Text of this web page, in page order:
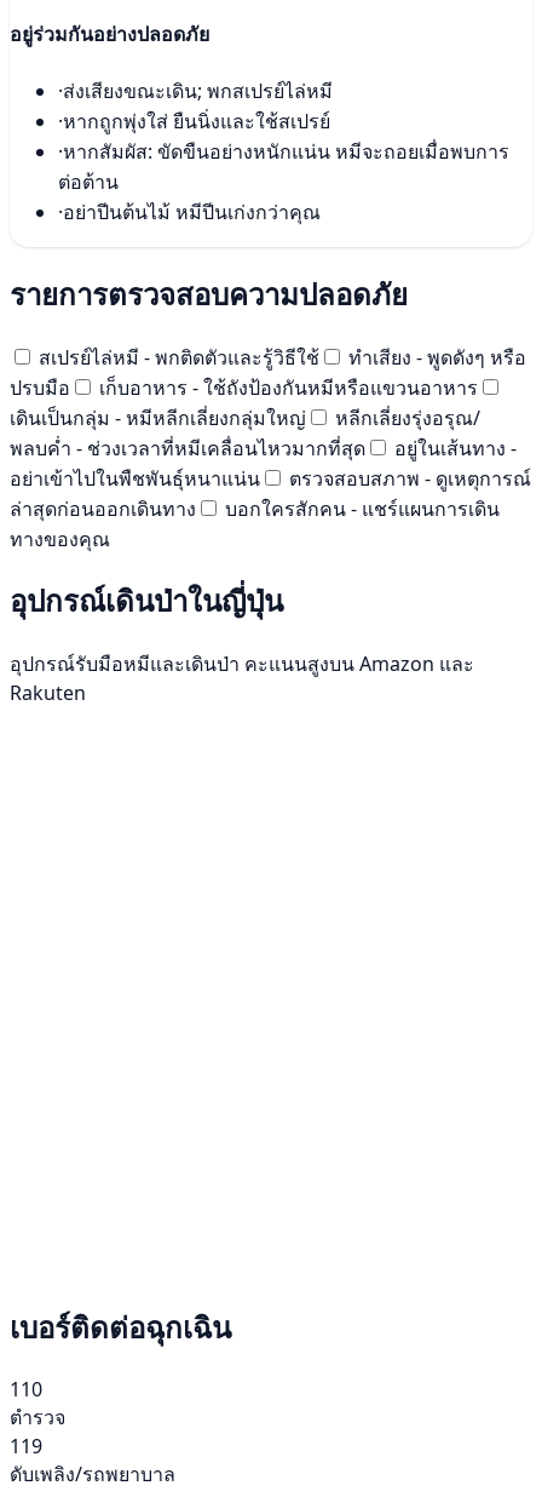
อยู่ร่วมกันอย่างปลอดภัย
·ส่งเสียงขณะเดิน; พกสเปรย์ไล่หมี
·หากถูกพุ่งใส่ ยืนนิ่งและใช้สเปรย์
·หากสัมผัส: ขัดขืนอย่างหนักแน่น หมีจะถอยเมื่อพบการ
ต่อต้าน
·อย่าปีนต้นไม้ หมีปีนเก่งกว่าคุณ
รายการตรวจสอบความปลอดภัย
สเปรย์ไล่หมี - พกติดตัวและรู้วิธีใช้
ทำเสียง - พูดดังๆ หรือ
ปรบมือ
เก็บอาหาร - ใช้ถังป้องกันหมีหรือแขวนอาหาร
เดินเป็นกลุ่ม - หมีหลีกเลี่ยงกลุ่มใหญ่
หลีกเลี่ยงรุ่งอรุณ/
พลบค่ำ - ช่วงเวลาที่หมีเคลื่อนไหวมากที่สุด
อยู่ในเส้นทาง -
อย่าเข้าไปในพืชพันธุ์หนาแน่น
ตรวจสอบสภาพ - ดูเหตุการณ์
ล่าสุดก่อนออกเดินทาง
บอกใครสักคน - แชร์แผนการเดิน
ทางของคุณ
อุปกรณ์เดินป่าในญี่ปุ่น
อุปกรณ์รับมือหมีและเดินป่า คะแนนสูงบน Amazon และ
Rakuten
เบอร์ติดต่อฉุกเฉิน
110
ตำรวจ
119
ดับเพลิง/รถพยาบาล